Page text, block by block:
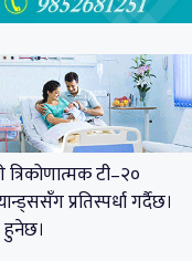
त्रिकोणात्मक टी–२०
प्रतिस्पर्धा गर्दैछ।